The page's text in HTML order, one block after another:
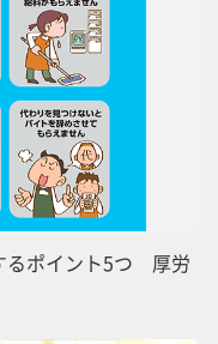
るポイント5つ 厚労